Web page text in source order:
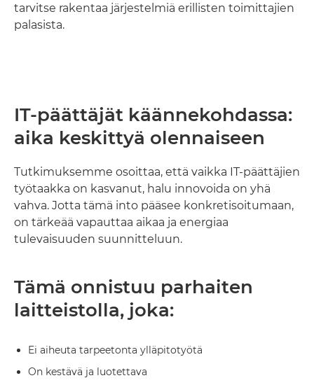
tarvitse rakentaa järjestelmiä erillisten toimittajien
palasista.
IT-päättäjät käännekohdassa:
aika keskittyä olennaiseen
Tutkimuksemme osoittaa, että vaikka IT-päättäjien
työtaakka on kasvanut, halu innovoida on yhä
vahva. Jotta tämä into pääsee konkretisoitumaan,
on tärkeää vapauttaa aikaa ja energiaa
tulevaisuuden suunnitteluun.
Tämä onnistuu parhaiten
laitteistolla, joka:
Ei aiheuta tarpeetonta ylläpitotyötä
On kestävä ja luotettava